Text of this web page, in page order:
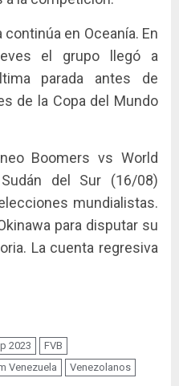
en Oceanía. En
el grupo llegó a
parada antes de
de la Copa del Mundo
Boomers vs World
del Sur (16/08)
mundialistas.
para disputar su
La cuenta regresiva
2023
FVB
Venezuela Venezolanos